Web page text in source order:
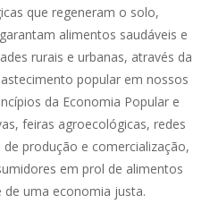
que regeneram o solo,
alimentos saudáveis e
rurais e urbanas, através da
popular em nossos
da Economia Popular e
feiras agroecológicas, redes
produção e comercialização,
em prol de alimentos
de uma economia justa.